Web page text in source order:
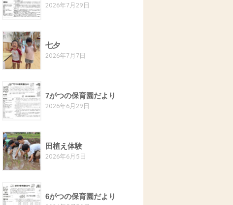
2026年7月29日
七夕
2026年7月7日
7がつの保育園だより
2026年6月29日
田植え体験
2026年6月5日
6がつの保育園だより